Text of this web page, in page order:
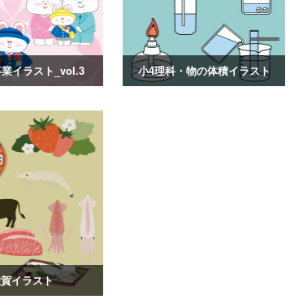
イラスト_vol.3 小4理科・物の体積イラスト
イラスト